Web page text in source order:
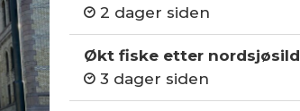
2 dager siden
Økt fiske etter nordsjøsild
3 dager siden